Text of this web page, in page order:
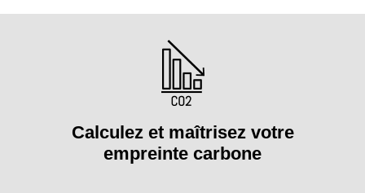
Calculez et maîtrisez votre
empreinte carbone